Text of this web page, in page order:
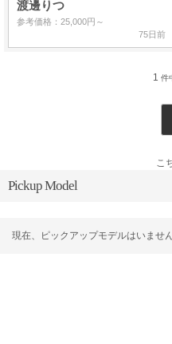
渡邊りつ
参考価格：25,000円～
75日前
1 件
こ
Pickup Model
現在、ピックアップモデルはいません